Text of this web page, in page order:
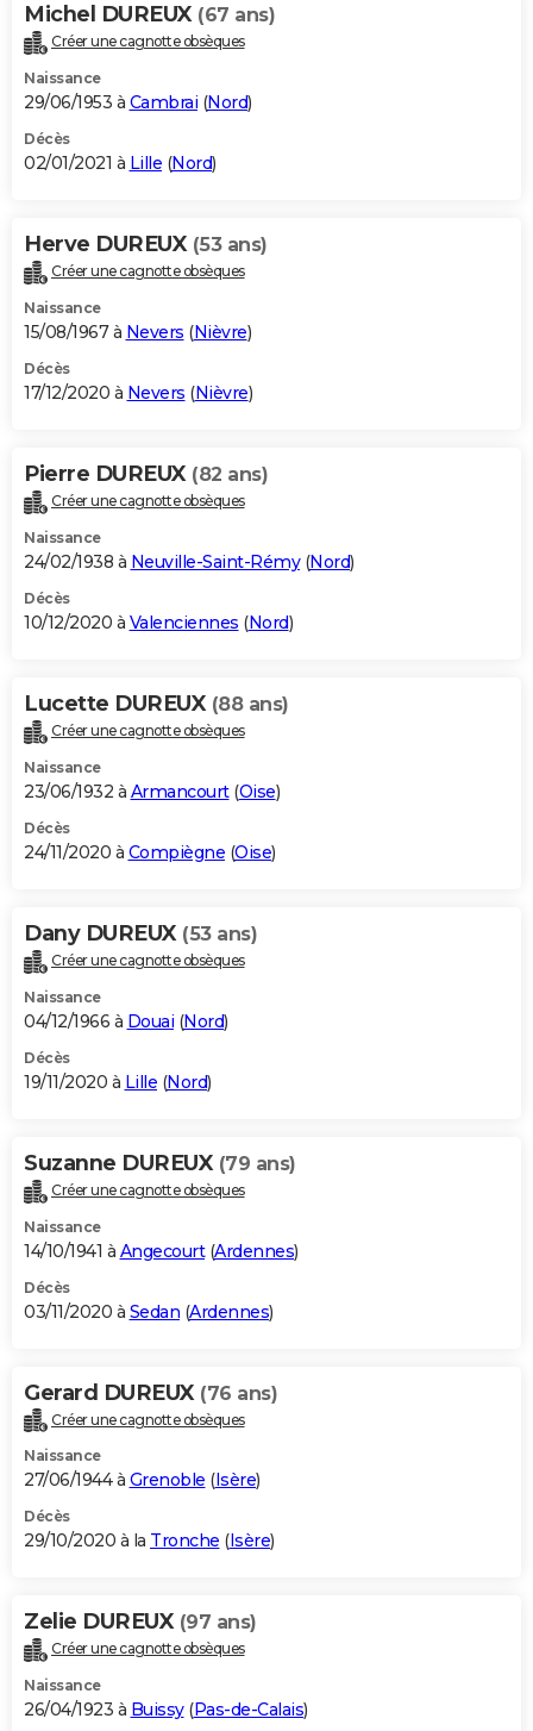
Michel DUREUX (67 ans)
Créer une cagnotte obsèques
Naissance
29/06/1953 à Cambrai (Nord)
Décès
02/01/2021 à Lille (Nord)
Herve DUREUX (53 ans)
Créer une cagnotte obsèques
Naissance
15/08/1967 à Nevers (Nièvre)
Décès
17/12/2020 à Nevers (Nièvre)
Pierre DUREUX (82 ans)
Créer une cagnotte obsèques
Naissance
24/02/1938 à Neuville-Saint-Rémy(Nord)
Décès
10/12/2020 à Valenciennes (Nord)
Lucette DUREUX (88 ans)
Créer une cagnotte obsèques
Naissance
23/06/1932 à Armancourt(Oise)
Décès
24/11/2020 à Compiègne (Oise)
Dany DUREUX (53 ans)
Créer une cagnotte obsèques
Naissance
04/12/1966 à Douai (Nord)
Décès
19/11/2020 à Lille (Nord)
Suzanne DUREUX (79 ans)
Créer une cagnotte obsèques
Naissance
14/10/1941 à Angecourt(Ardennes)
Décès
03/11/2020 à Sedan (Ardennes)
Gerard DUREUX (76 ans)
Créer une cagnotte obsèques
Naissance
27/06/1944 à Grenoble (Isère)
Décès
29/10/2020 à la Tronche (Isère)
Zelie DUREUX (97 ans)
Créer une cagnotte obsèques
Naissance
26/04/1923 à Buissy(Pas-de-Calais)